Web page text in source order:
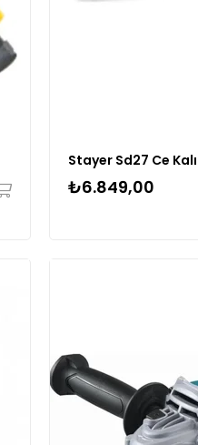
Stayer Sd27 Ce
₺6.849,00